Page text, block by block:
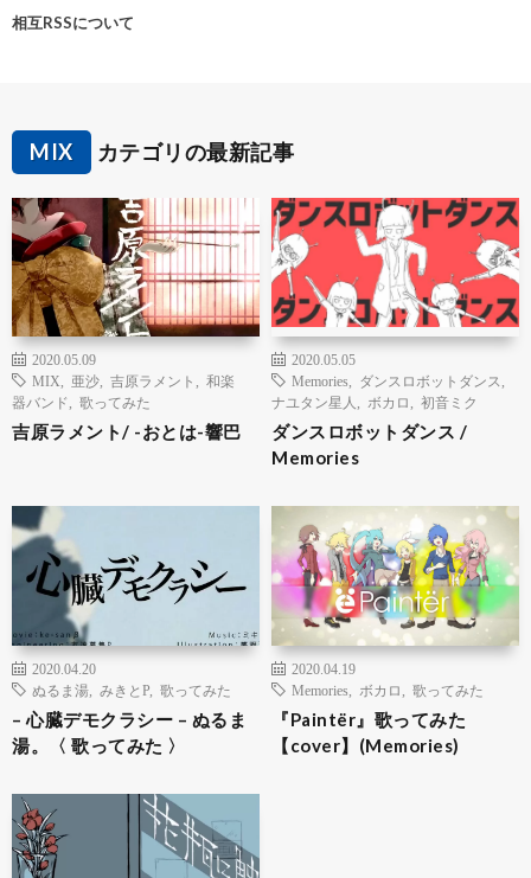
相互RSSについて
MIX カテゴリの最新記事
2020.05.09
MIX
亜沙 吉原ラメント
和楽
器バンド
歌ってみた
吉原ラメント/ -おとは-響巴
2020.05.05
Memories
ダンスロボットダンス
ナユタン星人
ボカロ 初音ミク
ダンスロボットダンス /
Memories
2020.04.20
ぬるま湯
みきとP 歌ってみた
– 心臓デモクラシー – ぬるま
湯。〈 歌ってみた 〉
2020.04.19
Memories
ボカロ 歌ってみた
『Paintër』歌ってみた
【cover】(Memories)